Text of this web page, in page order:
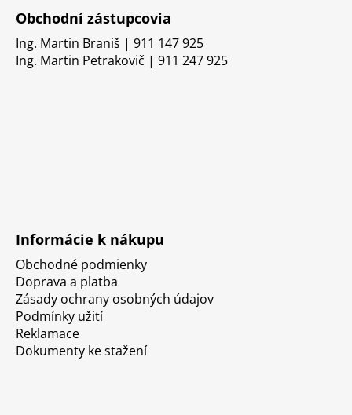
Obchodní zástupcovia
Ing. Martin Braniš | 911 147 925
Ing. Martin Petrakovič | 911 247 925
Informácie k nákupu
Obchodné podmienky
Doprava a platba
Zásady ochrany osobných údajov
Podmínky užití
Reklamace
Dokumenty ke stažení